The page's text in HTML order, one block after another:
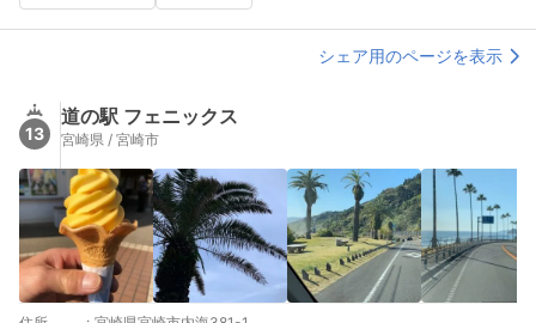
シェア用のページを表示
13
道の駅 フェニックス
宮崎県 / 宮崎市